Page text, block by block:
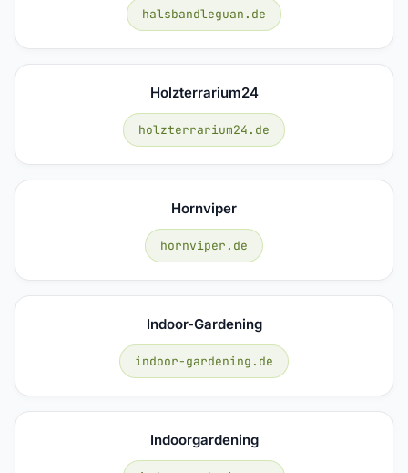
halsbandleguan.de
Holzterrarium24
holzterrarium24.de
Hornviper
hornviper.de
Indoor-Gardening
indoor-gardening.de
Indoorgardening